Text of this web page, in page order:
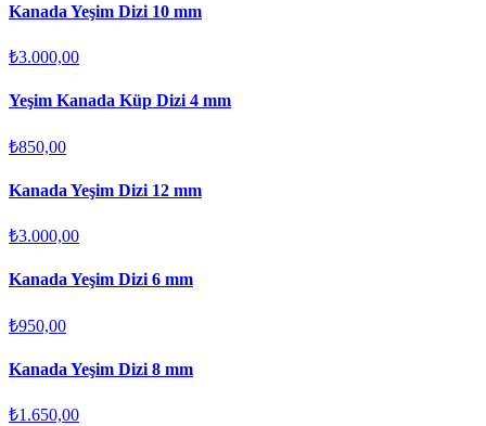
Kanada Yeşim Dizi 10 mm
₺3.000,00
Yeşim Kanada Küp Dizi 4 mm
₺850,00
Kanada Yeşim Dizi 12 mm
₺3.000,00
Kanada Yeşim Dizi 6 mm
₺950,00
Kanada Yeşim Dizi 8 mm
₺1.650,00